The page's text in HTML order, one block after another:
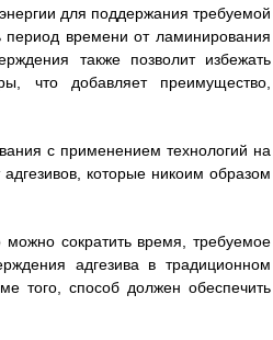
для поддержания требуемой
период времени от ламинирования
также позволит избежать
что добавляет преимущество,
с применением технологий на
которые никоим образом
можно сократить время, требуемое
адгезива в традиционном
того, способ должен обеспечить